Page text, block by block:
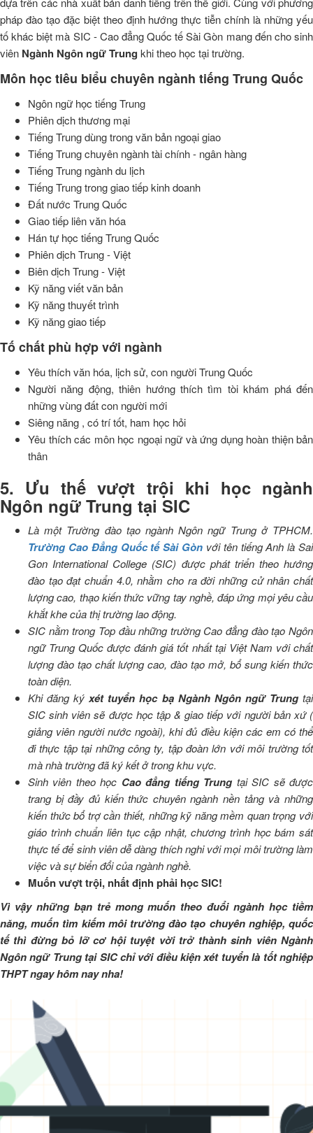
pháp đào tạo đặc biệt theo định hướng thực tiễn chính là những yếu
tố khác biệt mà SIC - Cao đẳng Quốc tế Sài Gòn mang đến cho sinh
viên Ngành Ngôn ngữ Trung khi theo học tại trường.
Môn học tiêu biểu chuyên ngành tiếng Trung Quốc
Ngôn ngữ học tiếng Trung
Phiên dịch thương mại
Tiếng Trung dùng trong văn bản ngoại giao
Tiếng Trung chuyên ngành tài chính - ngân hàng
Tiếng Trung ngành du lịch
Tiếng Trung trong giao tiếp kinh doanh
Đất nước Trung Quốc
Giao tiếp liên văn hóa
Hán tự học tiếng Trung Quốc
Phiên dịch Trung - Việt
Biên dịch Trung - Việt
Kỹ năng viết văn bản
Kỹ năng thuyết trình
Kỹ năng giao tiếp
Tố chất phù hợp với ngành
Yêu thích văn hóa, lịch sử, con người Trung Quốc
Người năng động, thiên hướng thích tìm tòi khám phá đến
những vùng đất con người mới
Siêng năng , có trí tốt, ham học hỏi
Yêu thích các môn học ngoại ngữ và ứng dụng hoàn thiện bản
thân
5. Ưu thế vượt trội khi học ngành
Ngôn ngữ Trung tại SIC
Là mộtTrường đào tạo ngành Ngôn ngữ Trung ở TPHCM.
Trường Cao Đẳng Quốc tế Sài Gòn với tên tiếng Anh là Sai
Gon International College (SIC) được phát triển theo hướng
đào tạo đạt chuẩn 4.0, nhằm cho ra đời những cử nhân chất
lượng cao, thạo kiến thức vững tay nghề, đáp ứng mọi yêu cầu
khắt khe của thị trường lao động.
SIC nằm trong Top đầu những trường Cao đẳng đào tạo Ngôn
ngữ Trung Quốc được đánh giá tốt nhất tại Việt Nam với chất
lượng đào tạo chất lượng cao, đào tạo mở, bổ sung kiến thức
toàn diện.
Khi đăng kýxét tuyển học bạ Ngành Ngôn ngữ Trung tại
SIC sinh viên sẽ được học tập & giao tiếp với người bản xứ (
giảng viên người nước ngoài), khi đủ điều kiện các em có thể
đi thực tập tại những công ty, tập đoàn lớn với môi trường tốt
mà nhà trường đã ký kết ở trong khu vực.
Sinh viên theo học Cao đẳng tiếng Trungtại SIC sẽ được
trang bị đầy đủ kiến thức chuyên ngành nền tảng và những
kiến thức bổ trợ cần thiết, những kỹ năng mềm quan trọng với
giáo trình chuẩn liên tục cập nhật, chương trình học bám sát
thực tế để sinh viên dễ dàng thích nghi với mọi môi trường làm
việc và sự biển đổi của ngành nghề.
Muốn vượt trội, nhất định phải học SIC!
Vì vậy những bạn trẻ mong muốn theo đuổi ngành học tiềm
năng, muốn tìm kiếm môi trường đào tạo chuyên nghiệp, quốc
tế thì đừng bỏ lỡ cơ hội tuyệt vời trở thành sinh viên Ngành
Ngôn ngữ Trung tại SIC chỉ với điều kiện xét tuyển là tốt nghiệp
THPT ngay hôm nay nha!